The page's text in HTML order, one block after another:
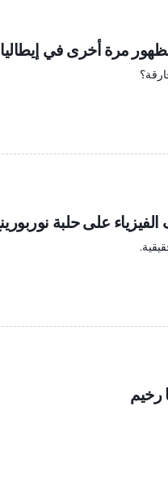
مرة أخرى في إيطاليا
رخيم